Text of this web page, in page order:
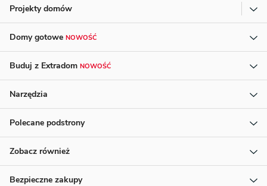
Projekty domów
Domy gotowe NOWOŚĆ
Buduj z Extradom NOWOŚĆ
Narzędzia
Polecane podstrony
Zobacz również
Bezpieczne zakupy